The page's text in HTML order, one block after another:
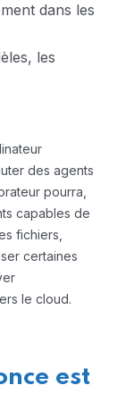
dans les
les
des agents
pourra,
capables de
fichiers,
certaines
le cloud.
est